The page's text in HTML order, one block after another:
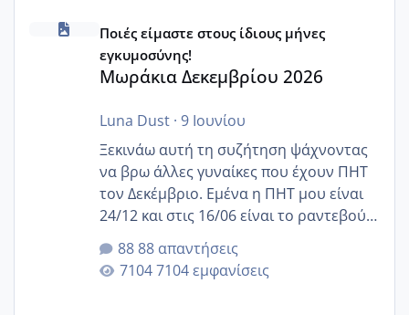
Μωράκια Δεκεμβρίου 2026
Ποιές είμαστε στους ίδιους μήνες
εγκυμοσύνης!
Μωράκια Δεκεμβρίου 2026
Luna Dust· 9 Ιουνίου
Ξεκινάω αυτή τη συζήτηση ψάχνοντας
να βρω άλλες γυναίκες που έχουν ΠΗΤ
τον Δεκέμβριο. Εμένα η ΠΗΤ μου είναι
24/12 και στις 16/06 είναι το ραντεβού
της αυχενικής διαφάνειας. Έχω αρκετό
άγχος και οι μέρες δεν φαίνεται να
περνάνε με τίποτα.
88 απαντήσεις
7104 εμφανίσεις